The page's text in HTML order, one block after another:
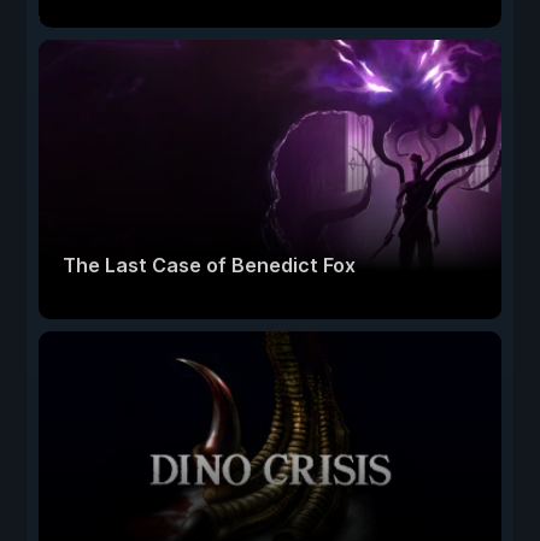
The Last Case of Benedict Fox